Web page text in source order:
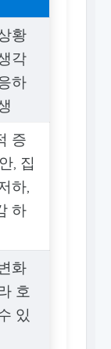
황
각
하
증
, 집
하,
하
화
호
있